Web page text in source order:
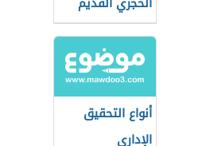
أنواع التحقيق
الإداري